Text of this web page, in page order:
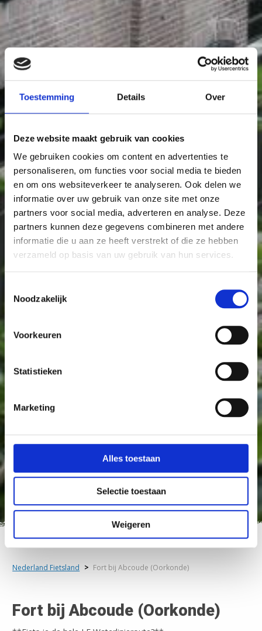
Toestemming Details Over
Deze website maakt gebruik van cookies
We gebruiken cookies om content en advertenties te
personaliseren, om functies voor social media te bieden
en om ons websiteverkeer te analyseren. Ook delen we
informatie over uw gebruik van onze site met onze
partners voor social media, adverteren en analyse. Deze
partners kunnen deze gegevens combineren met andere
informatie die u aan ze heeft verstrekt of die ze hebben
verzameld op basis van uw gebruik van hun services.
Noodzakelijk
Voorkeuren
Statistieken
Marketing
Alles toestaan
Selectie toestaan
Weigeren
Nederland Fietsland > Fort bij Abcoude (Oorkonde)
Fort bij Abcoude (Oorkonde)